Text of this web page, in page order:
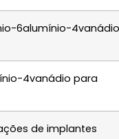
6alumínio-4vanádio
4vanádio para
de implantes